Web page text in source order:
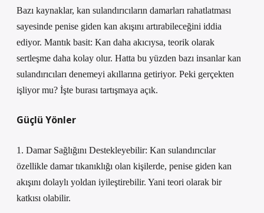
Bazı kaynaklar, kan sulandırıcıların damarları rahatlatması
sayesinde penise giden kan akışını artırabileceğini iddia
ediyor. Mantık basit: Kan daha akıcıysa, teorik olarak
sertleşme daha kolay olur. Hatta bu yüzden bazı insanlar kan
sulandırıcıları denemeyi akıllarına getiriyor. Peki gerçekten
işliyor mu? İşte burası tartışmaya açık.
Güçlü Yönler
1. Damar Sağlığını Destekleyebilir: Kan sulandırıcılar
özellikle damar tıkanıklığı olan kişilerde, penise giden kan
akışını dolaylı yoldan iyileştirebilir. Yani teori olarak bir
katkısı olabilir.